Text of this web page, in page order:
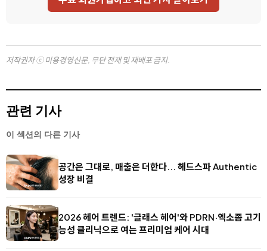
저작권자 ⓒ 미용경영신문, 무단 전재 및 재배포 금지.
관련 기사
이 섹션의 다른 기사
공간은 그대로, 매출은 더한다... 헤드스파 Authentic
성장 비결
2026 헤어 트렌드: '글래스 헤어'와 PDRN·엑소좀 고기
능성 클리닉으로 여는 프리미엄 케어 시대